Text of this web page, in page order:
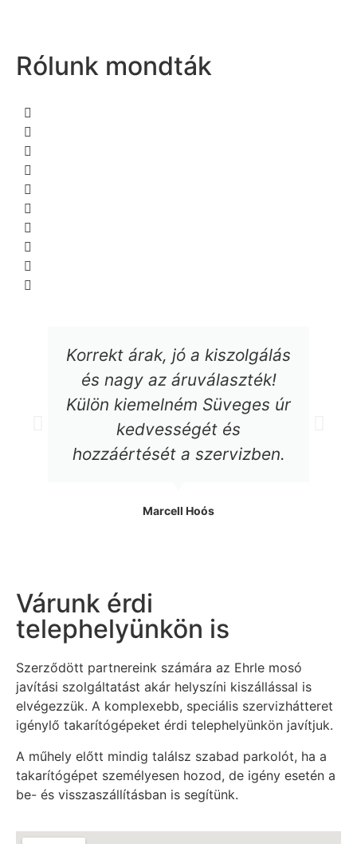
Rólunk mondták
Korrekt árak, jó a kiszolgálás
és nagy az áruválaszték!
Külön kiemelném Süveges úr
kedvességét és
hozzáértését a szervizben.
Marcell Hoós
Várunk érdi
telephelyünkön is
Szerződött partnereink számára az Ehrle mosó
javítási szolgáltatást akár helyszíni kiszállással is
elvégezzük. A komplexebb, speciális szervizhátteret
igénylő takarítógépeket érdi telephelyünkön javítjuk.
A műhely előtt mindig találsz szabad parkolót, ha a
takarítógépet személyesen hozod, de igény esetén a
be- és visszaszállításban is segítünk.